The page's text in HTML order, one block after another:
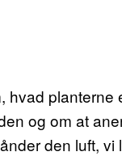
planterne
og om at
den luft, vi